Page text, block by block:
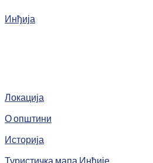
Инђија
Локација
О општини
Историја